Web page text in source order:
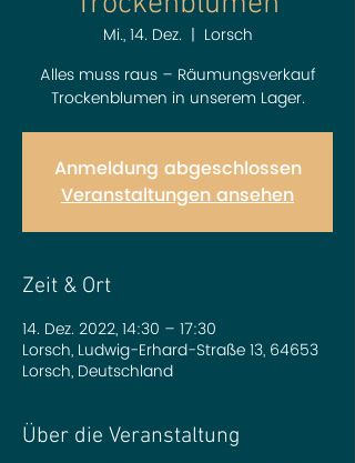
Mi., 14. Dez.
  |
Lorsch
Alles muss raus – Räumungsverkauf
Trockenblumen in unserem Lager.
Anmeldung abgeschlossen
Veranstaltungen ansehen
Zeit & Ort
14. Dez. 2022, 14:30 – 17:30
Lorsch, Ludwig-Erhard-Straße 13, 64653
Lorsch, Deutschland
Über die Veranstaltung